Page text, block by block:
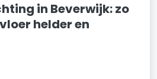
in Beverwijk: zo
helder en